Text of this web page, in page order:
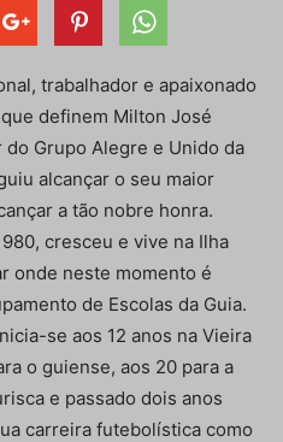
trabalhador e apaixonado
definem Milton José
Grupo Alegre e Unido da
alcançar o seu maior
a tão nobre honra.
cresceu e vive na Ilha
onde neste momento é
de Escolas da Guia.
se aos 12 anos na Vieira
o guiense, aos 20 para a
e passado dois anos
carreira futebolística como